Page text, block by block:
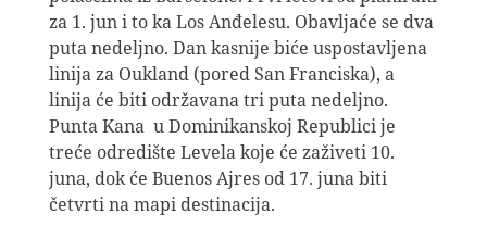
za 1. jun i to ka Los Anđelesu. Obavljaće se dva
puta nedeljno. Dan kasnije biće uspostavljena
linija za Oukland (pored San Franciska), a
linija će biti održavana tri puta nedeljno.
Punta Kana u Dominikanskoj Republici je
treće odredište Levela koje će zaživeti 10.
juna, dok će Buenos Ajres od 17. juna biti
četvrti na mapi destinacija.